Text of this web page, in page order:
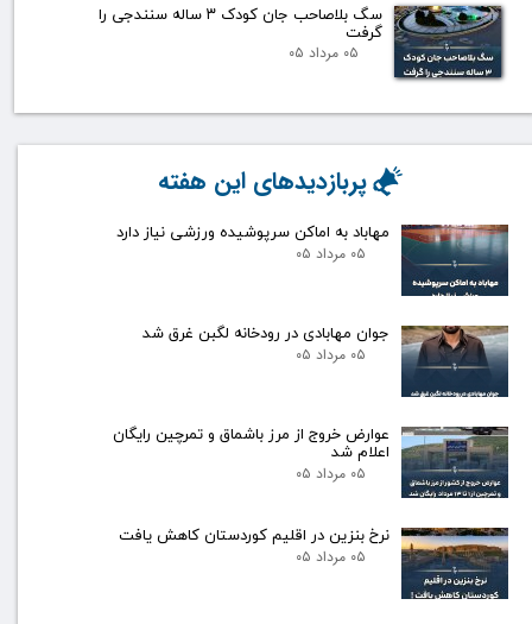
سگ بلاصاحب جان کودک ۳ ساله سنندجی را
گرفت
۰۵ مرداد ۰۵
مهاباد به اماکن سرپوشیده ورزشی نیاز دارد
۰۵ مرداد ۰۵
جوان مهابادی در رودخانه لگبن غرق شد
۰۵ مرداد ۰۵
عوارض خروج از مرز باشماق و تمرچین رایگان
اعلام شد
۰۵ مرداد ۰۵
نرخ بنزین در اقلیم کوردستان کاهش یافت
۰۵ مرداد ۰۵
پربازدیدهای این هفته